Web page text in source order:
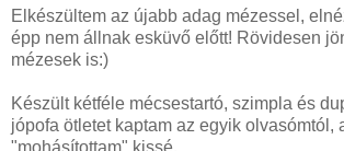
Elkészültem az újabb adag mézessel,
épp nem állnak esküvő előtt! Rövidesen
mézesek is:)
Készült kétféle mécsestartó, szimpla és
jópofa ötletet kaptam az egyik olvasómtól,
"mohásítottam" kissé.